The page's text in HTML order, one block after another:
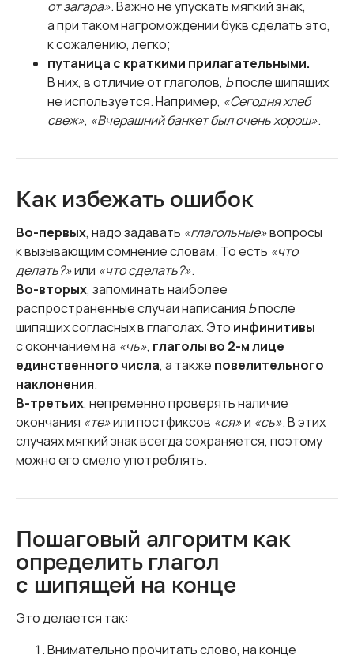
от загара». Важно не упускать мягкий знак,
а при таком нагромождении букв сделать это,
к сожалению, легко;
путаница с краткими прилагательными.
В них, в отличие от глаголов, Ьпосле шипящих
не используется. Например, «Сегодня хлеб
свеж», «Вчерашний банкет был очень хорош».
Как избежать ошибок
Во-первых, надо задавать «глагольные»вопросы
к вызывающим сомнение словам. То есть «что
делать?»или «что сделать?».
Во-вторых, запоминать наиболее
распространенные случаи написания Ьпосле
шипящих согласных в глаголах. Это инфинитивы
с окончанием на «чь», глаголы во 2-м лице
единственного числа, а также повелительного
наклонения.
В-третьих, непременно проверять наличие
окончания «те»или постфиксов «ся»и «сь». В этих
случаях мягкий знак всегда сохраняется, поэтому
можно его смело употреблять.
Пошаговый алгоритм как
определить глагол
с шипящей на конце
Это делается так:
Внимательно прочитать слово, на конце